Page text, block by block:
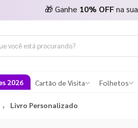
🎁 Ganhe 10% OFFna sua
2026 Cartão de Visita Folhetos
Livro Personalizado